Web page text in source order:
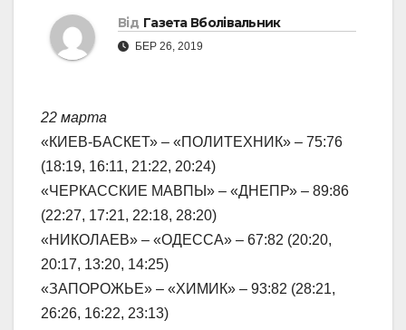
Від Газета Вболівальник
БЕР 26, 2019
22 марта
«КИЕВ-БАСКЕТ» – «ПОЛИТЕХНИК» – 75:76
(18:19, 16:11, 21:22, 20:24)
«ЧЕРКАССКИЕ МАВПЫ» – «ДНЕПР» – 89:86
(22:27, 17:21, 22:18, 28:20)
«НИКОЛАЕВ» – «ОДЕССА» – 67:82 (20:20,
20:17, 13:20, 14:25)
«ЗАПОРОЖЬЕ» – «ХИМИК» – 93:82 (28:21,
26:26, 16:22, 23:13)